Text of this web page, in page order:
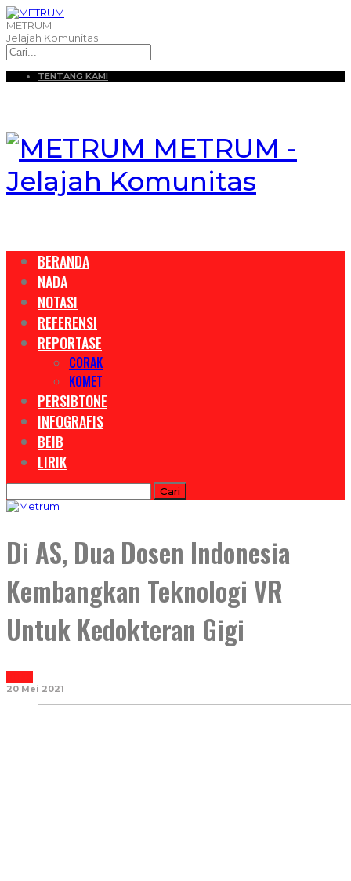
METRUM
Jelajah Komunitas
TENTANG KAMI
METRUM -
Jelajah Komunitas
BERANDA
NADA
NOTASI
REFERENSI
REPORTASE
CORAK
KOMET
PERSIBTONE
INFOGRAFIS
BEIB
LIRIK
Di AS, Dua Dosen Indonesia
Kembangkan Teknologi VR
Untuk Kedokteran Gigi
20 Mei 2021